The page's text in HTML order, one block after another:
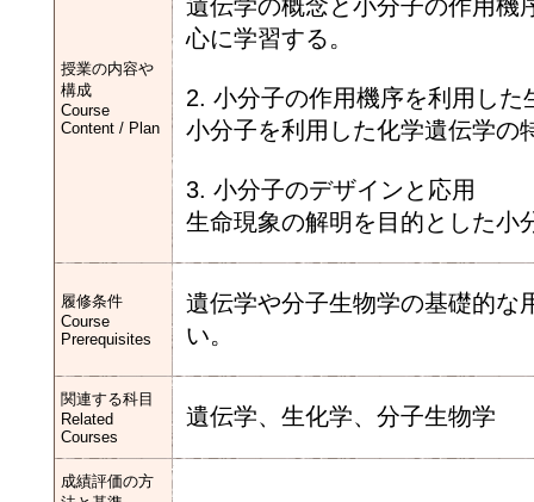
授業の内容や
構成
Course
Content / Plan
遺伝学の概念と小分子の作用機
心に学習する。
2. 小分子の作用機序を利用した
小分子を利用した化学遺伝学の
3. 小分子のデザインと応用
生命現象の解明を目的とした小
履修条件
Course
Prerequisites
遺伝学や分子生物学の基礎的な
い。
関連する科目
Related
Courses
遺伝学、生化学、分子生物学
成績評価の方